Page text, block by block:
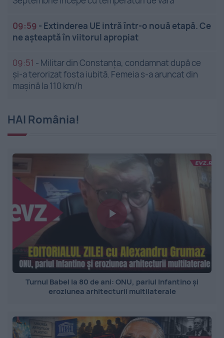
09:59 - Extinderea UE intră într-o nouă etapă. Ce
ne așteaptă în viitorul apropiat
09:51 - Militar din Constanța, condamnat după ce
și-a terorizat fosta iubită. Femeia s-a aruncat din
mașină la 110 km/h
HAI România!
Turnul Babel la 80 de ani: ONU, pariul Infantino și
eroziunea arhitecturii multilaterale